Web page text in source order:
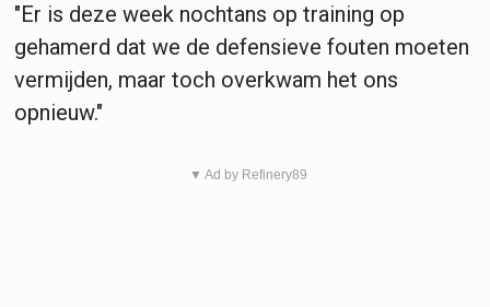
"Er is deze week nochtans op training op
gehamerd dat we de defensieve fouten moeten
vermijden, maar toch overkwam het ons
opnieuw."
▼ Ad by Refinery89